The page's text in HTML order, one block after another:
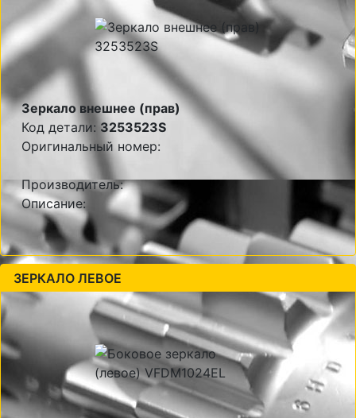
Зеркало внешнее (прав)
Код детали: 3253523S
Оригинальный номер:
Производитель:
Описание:
ЗЕРКАЛО ЛЕВОЕ